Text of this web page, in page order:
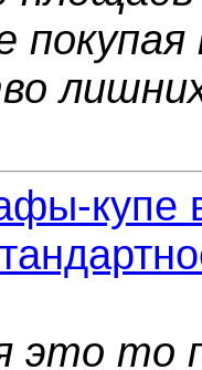
купе
это то